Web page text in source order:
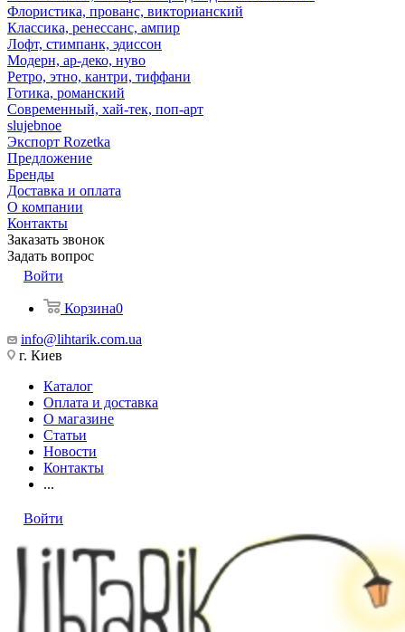
Флористика, прованс, викторианский
Классика, ренессанс, ампир
Лофт, стимпанк, эдиссон
Модерн, ар-деко, нуво
Ретро, этно, кантри, тиффани
Готика, романский
Современный, хай-тек, поп-арт
slujebnoe
Экспорт Rozetka
Предложение
Бренды
Доставка и оплата
О компании
Контакты
Заказать звонок
Задать вопрос
Войти
Корзина0
info@lihtarik.com.ua
г. Киев
Каталог
Оплата и доставка
О магазине
Статьи
Новости
Контакты
...
Войти